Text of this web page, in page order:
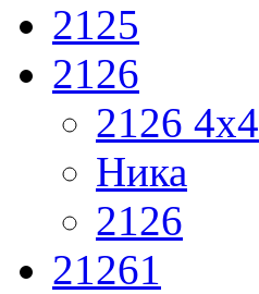
2125
2126
2126 4x4
Ника
2126
21261